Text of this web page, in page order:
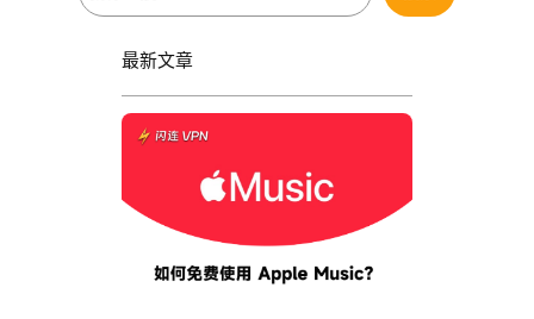
索
最新文章